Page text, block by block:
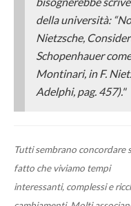
della università:
Nietzsche,
Schopenhauer
Montinari, in F.
Adelphi, pag. 457)."
Tutti sembrano concordare
fatto che viviamo tempi
interessanti, complessi e